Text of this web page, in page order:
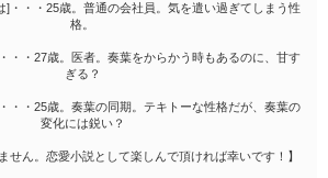
]・・・25歳。普通の会社員。気を遣い過ぎてしまう性
格。
・・27歳。医者。奏葉をからかう時もあるのに、甘す
ぎる？
・・25歳。奏葉の同期。テキトーな性格だが、奏葉の
変化には鋭い？
せん。恋愛小説として楽しんで頂ければ幸いです！】